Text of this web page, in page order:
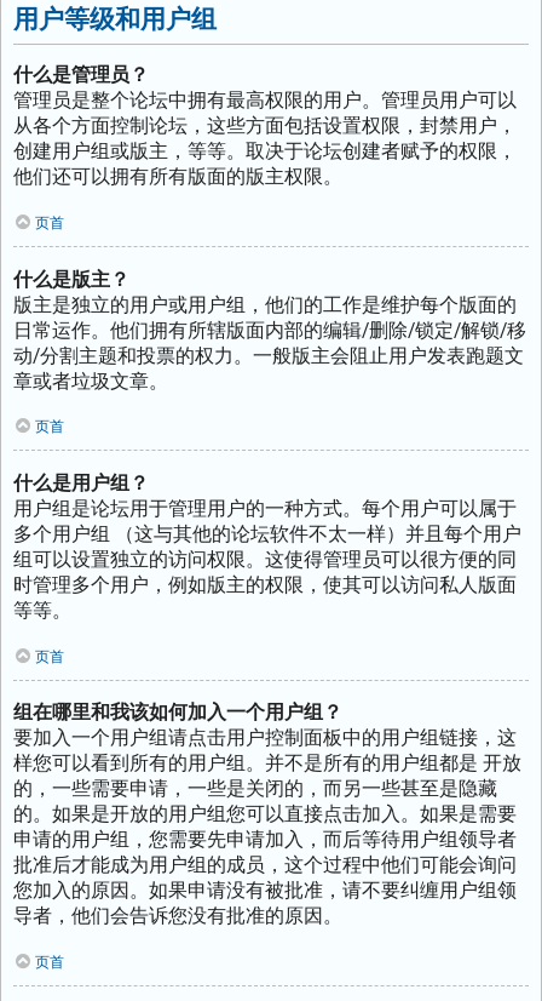
用户等级和用户组
什么是管理员？
管理员是整个论坛中拥有最高权限的用户。管理员用户可以
从各个方面控制论坛，这些方面包括设置权限，封禁用户，
创建用户组或版主，等等。取决于论坛创建者赋予的权限，
他们还可以拥有所有版面的版主权限。
页首
什么是版主？
版主是独立的用户或用户组，他们的工作是维护每个版面的
日常运作。他们拥有所辖版面内部的编辑/删除/锁定/解锁/移
动/分割主题和投票的权力。一般版主会阻止用户发表跑题文
章或者垃圾文章。
页首
什么是用户组？
用户组是论坛用于管理用户的一种方式。每个用户可以属于
多个用户组 （这与其他的论坛软件不太一样）并且每个用户
组可以设置独立的访问权限。这使得管理员可以很方便的同
时管理多个用户，例如版主的权限，使其可以访问私人版面
等等。
页首
组在哪里和我该如何加入一个用户组？
要加入一个用户组请点击用户控制面板中的用户组链接，这
样您可以看到所有的用户组。并不是所有的用户组都是 开放
的，一些需要申请，一些是关闭的，而另一些甚至是隐藏
的。如果是开放的用户组您可以直接点击加入。如果是需要
申请的用户组，您需要先申请加入，而后等待用户组领导者
批准后才能成为用户组的成员，这个过程中他们可能会询问
您加入的原因。如果申请没有被批准，请不要纠缠用户组领
导者，他们会告诉您没有批准的原因。
页首